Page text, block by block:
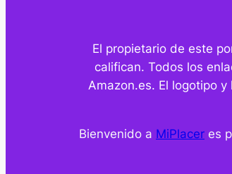
El propietario de este
califican. Todos los
Amazon.es. El logotipo
Bienvenido a MiPlacer es